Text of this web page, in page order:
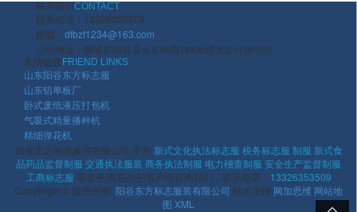
联系我们CONTACT
联系电话：13326353509
邮箱： dfbzf1234@163.com
公司地址：聊城市阳谷县火车站西188米路北步行街中段
友情链接 FRIEND LINKS
山东阳谷东方标志服
山东铝单板厂
卧式废纸液压打包机
气吸式精量播种机
精细弹花机
阳谷东方标志服装有限公司,专营 新式文化执法标志服 税务标志服 制服 新式食
品药品监督制服 交通执法服装 商务执法制服 电力稽查制服 安全生产监督制服
工商标志服 等业务,有意向的客户请咨询我们，联系电话： 13326353509
CopyRight © 版权所有: 阳谷东方标志服装有限公司 技术支持:网加思维 网站地
图 XML